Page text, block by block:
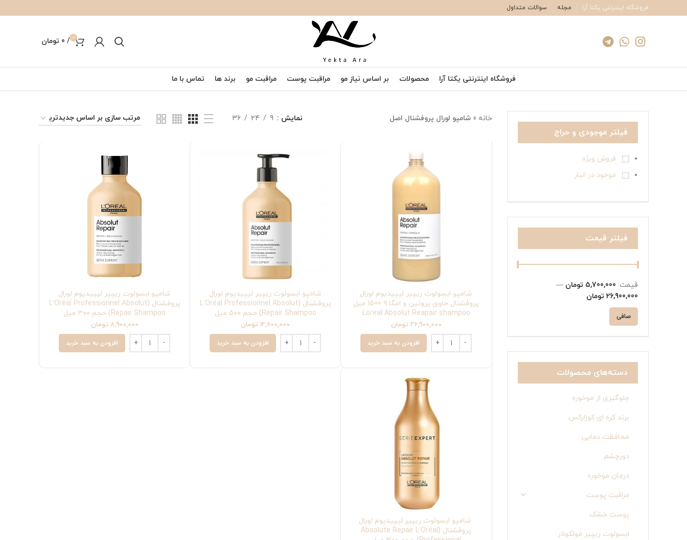
فروشگاه اینترنتی یکتا آرا مجله سوالات متداول
0
/
0 تومان
فروشگاه اینترنتی یکتا آرا محصولات بر اساس نیاز مو مراقبت پوست مراقبت مو برند ها تماس با ما
فیلتر موجودی و حراج
فروش ویژه
موجود در انبار
فیلتر قیمت
صافی
قيمت: 5,700,000 تومان
—
26,900,000 تومان
دسته‌های محصولات
جلوگیری از موخوره
برند کره ای کوزارکس
محافظت دمایی
دورچشم
درمان موخوره
مراقبت پوست
پوست خشک
ابسولوت ریپیر مولکولار
خانه »شامپو لورال پروفشنال اصل نمایش 9
24
36
شامپو ابسولوت ریپیر لیپیدیوم لورال
پروفشنال حاوی پروتين و امگا ۹ 1500 میل
Loreal Absolut Reapair shampoo
26,900,000 تومان
افزودن به سبد خرید
شامپو ابسولوت ریپیر لیپیدیوم لورال
پروفشنال (L’Oréal Professionnel Absolut
Repair Shampoo) حجم ۵۰۰ میل
12,600,000 تومان
افزودن به سبد خرید
شامپو ابسولوت ریپیر لیپیدیوم لورال
پروفشنال (L’Oréal Professionnel Absolut
Repair Shampoo) حجم ۳۰۰ میل
8,900,000 تومان
افزودن به سبد خرید
شامپو ابسولوت ریپیر لیپیدیوم لورال
پروفشنال (Absolute Repair L’Oréal